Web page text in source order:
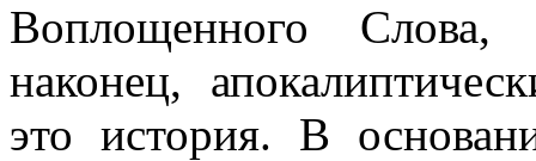
Воплощенного Слова,
наконец,
это история. В